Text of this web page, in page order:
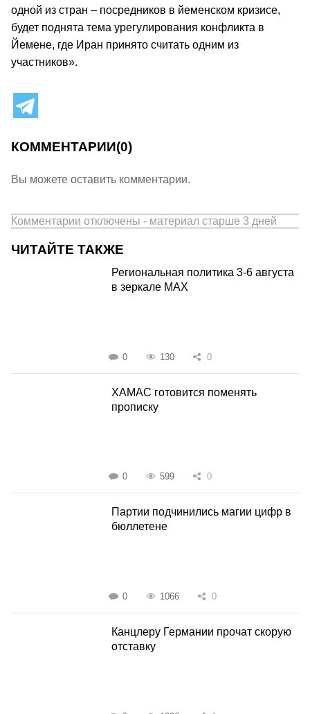
одной из стран – посредников в йеменском кризисе,
будет поднята тема урегулирования конфликта в
Йемене, где Иран принято считать одним из
участников».
КОММЕНТАРИИ(0)
Вы можете оставить комментарии.
Комментарии отключены - материал старше 3 дней
ЧИТАЙТЕ ТАКЖЕ
Региональная политика 3-6 августа
в зеркале MAX
0 130 0
ХАМАС готовится поменять
прописку
0 599 0
Партии подчинились магии цифр в
бюллетене
0 1066 0
Канцлеру Германии прочат скорую
отставку